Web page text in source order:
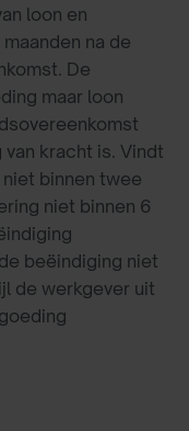
loon en
na de
De
maar loon
kracht is. Vindt
binnen twee
niet binnen 6
beëindiging niet
de werkgever uit